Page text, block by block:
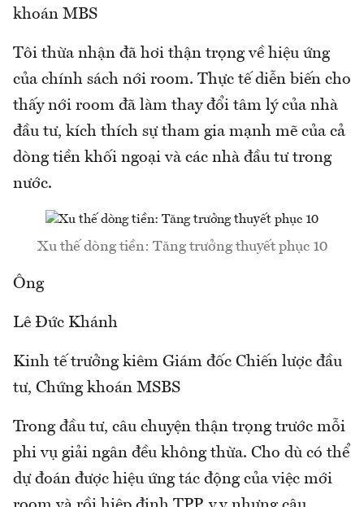
khoán MBS
Tôi thừa nhận đã hơi thận trọng về hiệu ứng
của chính sách nới room. Thực tế diễn biến cho
thấy nới room đã làm thay đổi tâm lý của nhà
đầu tư, kích thích sự tham gia mạnh mẽ của cả
dòng tiền khối ngoại và các nhà đầu tư trong
nước.
Xu thế dòng tiền: Tăng trưởng thuyết phục 10
Ông
Lê Đức Khánh
Kinh tế trưởng kiêm Giám đốc Chiến lược đầu
tư, Chứng khoán MSBS
Trong đầu tư, câu chuyện thận trọng trước mỗi
phi vụ giải ngân đều không thừa. Cho dù có thể
dự đoán được hiệu ứng tác động của việc mới